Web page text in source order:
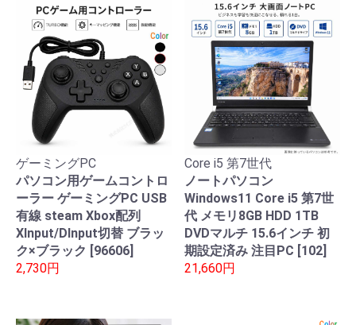
ゲーミングPC
パソコン用ゲームコントロ
ーラー ゲーミングPC USB
有線 steam Xbox配列
XInput/DInput切替 ブラッ
ク×ブラック [96606]
2,730円
Core i5 第7世代
ノートパソコン
Windows11 Core i5 第7世
代 メモリ8GB HDD 1TB
DVDマルチ 15.6インチ 初
期設定済み 注目PC [102]
21,660円